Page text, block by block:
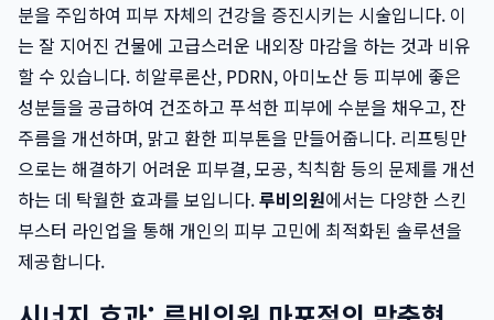
분을 주입하여 피부 자체의 건강을 증진시키는 시술입니다. 이
는 잘 지어진 건물에 고급스러운 내외장 마감을 하는 것과 비유
할 수 있습니다. 히알루론산, PDRN, 아미노산 등 피부에 좋은
성분들을 공급하여 건조하고 푸석한 피부에 수분을 채우고, 잔
주름을 개선하며, 맑고 환한 피부톤을 만들어줍니다. 리프팅만
으로는 해결하기 어려운 피부결, 모공, 칙칙함 등의 문제를 개선
하는 데 탁월한 효과를 보입니다.루비의원에서는 다양한 스킨
부스터 라인업을 통해 개인의 피부 고민에 최적화된 솔루션을
제공합니다.